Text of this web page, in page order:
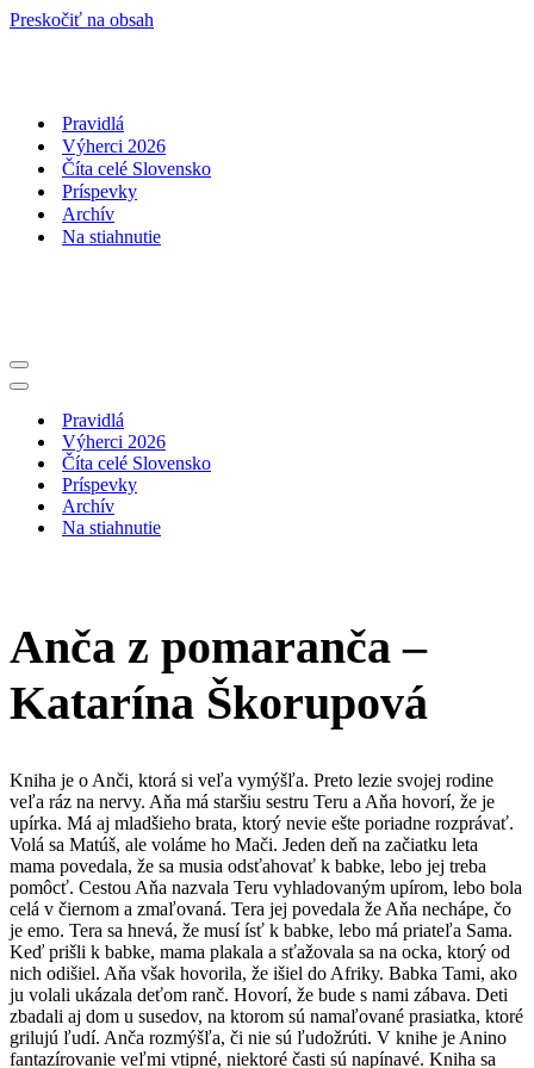
Preskočiť na obsah
Pravidlá
Výherci 2026
Číta celé Slovensko
Príspevky
Archív
Na stiahnutie
Menu
navigácie
Menu
navigáciePravidlá
Výherci 2026
Číta celé Slovensko
Príspevky
Archív
Na stiahnutie
Anča z pomaranča –
Katarína Škorupová
Kniha je o Anči, ktorá si veľa vymýšľa. Preto lezie svojej rodine
veľa ráz na nervy. Aňa má staršiu sestru Teru a Aňa hovorí, že je
upírka. Má aj mladšieho brata, ktorý nevie ešte poriadne rozprávať.
Volá sa Matúš, ale voláme ho Mači. Jeden deň na začiatku leta
mama povedala, že sa musia odsťahovať k babke, lebo jej treba
pomôcť. Cestou Aňa nazvala Teru vyhladovaným upírom, lebo bola
celá v čiernom a zmaľovaná. Tera jej povedala že Aňa nechápe, čo
je emo. Tera sa hnevá, že musí ísť k babke, lebo má priateľa Sama.
Keď prišli k babke, mama plakala a sťažovala sa na ocka, ktorý od
nich odišiel. Aňa však hovorila, že išiel do Afriky. Babka Tami, ako
ju volali ukázala deťom ranč. Hovorí, že bude s nami zábava. Deti
zbadali aj dom u susedov, na ktorom sú namaľované prasiatka, ktoré
grilujú ľudí. Anča rozmýšľa, či nie sú ľudožrúti. V knihe je Anino
fantazírovanie veľmi vtipné, niektoré časti sú napínavé. Kniha sa